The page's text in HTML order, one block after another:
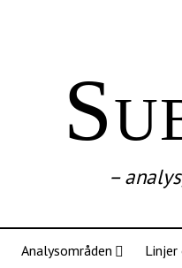
–
Analysområden Linjer